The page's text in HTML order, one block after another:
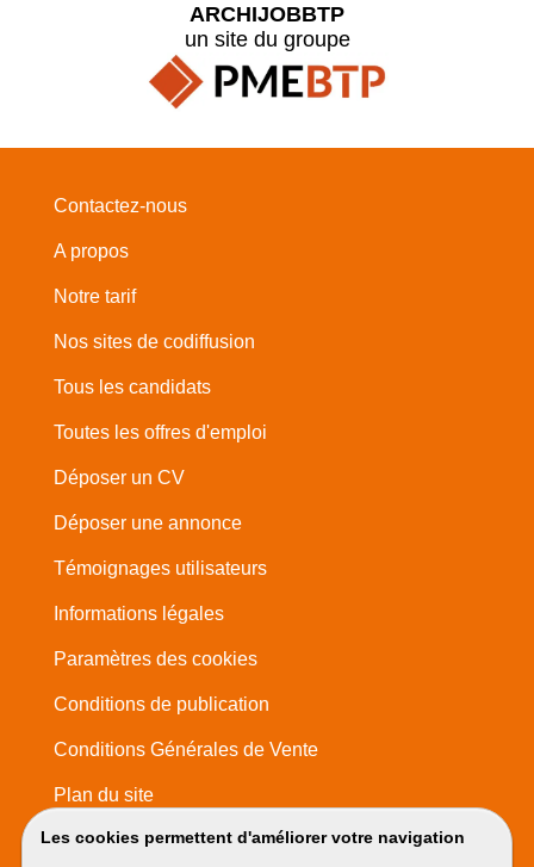
Les cookies permettent d'améliorer votre navigation
ARCHIJOBBTP
un site du groupe
Contactez-nous
A propos
Notre tarif
Nos sites de codiffusion
Tous les candidats
Toutes les offres d'emploi
Déposer un CV
Déposer une annonce
Témoignages utilisateurs
Informations légales
Paramètres des cookies
Conditions de publication
Conditions Générales de Vente
Plan du site